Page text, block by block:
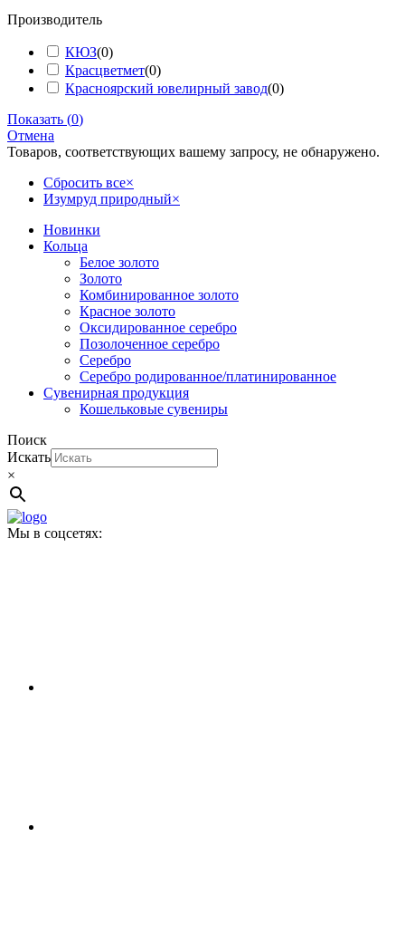
Производитель
КЮЗ(0)
Красцветмет(0)
Красноярский ювелирный завод(0)
Показать (0)
Отмена
Товаров, соответствующих вашему запросу, не обнаружено.
Сбросить все×
Изумруд природный×
Новинки
Кольца
Белое золото
Золото
Комбинированное золото
Красное золото
Оксидированное серебро
Позолоченное серебро
Серебро
Серебро родированное/платинированное
Сувенирная продукция
Кошельковые сувениры
Поиск
Искать
×
Мы в соцсетях: